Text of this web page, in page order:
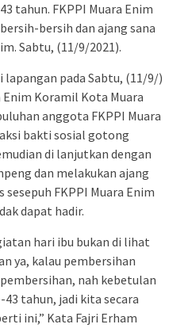
tahun. FKPPI Muara Enim
bersih dan ajang sana
Sabtu, (11/9/2021).
lapangan pada Sabtu, (11/9/)
Enim Koramil Kota Muara
anggota FKPPI Muara
bakti sosial gotong
di lanjutkan dengan
dan melakukan ajang
FKPPI Muara Enim
dapat hadir.
hari ibu bukan di lihat
ya, kalau pembersihan
nah kebetulan
tahun, jadi kita secara
ini,” Kata Fajri Erham